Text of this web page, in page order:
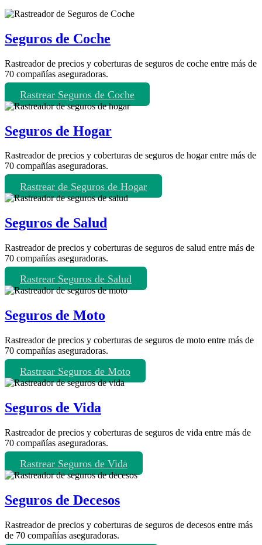
Seguros de Coche
Rastreador de precios y coberturas de seguros de coche entre más de
70 compañías aseguradoras.
Rastrear Seguros de Coche
Seguros de Hogar
Rastreador de precios y coberturas de seguros de hogar entre más de
70 compañías aseguradoras.
Rastrear de Seguros de Hogar
Seguros de Salud
Rastreador de precios y coberturas de seguros de salud entre más de
70 compañías aseguradoras.
Rastrear Seguros de Salud
Seguros de Moto
Rastreador de precios y coberturas de seguros de moto entre más de
70 compañías aseguradoras.
Rastrear Seguros de Moto
Seguros de Vida
Rastreador de precios y coberturas de seguros de vida entre más de
70 compañías aseguradoras.
Rastrear Seguros de Vida
Seguros de Decesos
Rastreador de precios y coberturas de seguros de decesos entre más
de 70 compañías aseguradoras.